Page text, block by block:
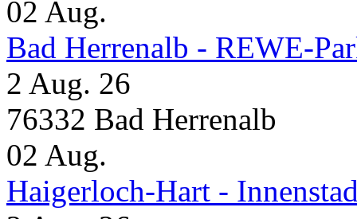
02 Aug.
Bad Herrenalb - REWE-
2 Aug. 26
76332 Bad Herrenalb
02 Aug.
Haigerloch-Hart -